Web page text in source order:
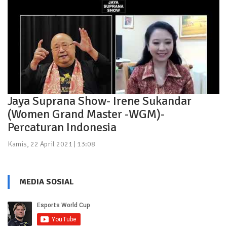
Jaya Suprana Show- Irene Sukandar
(Women Grand Master -WGM)-
Percaturan Indonesia
Kamis, 22 April 2021 | 13:08
MEDIA SOSIAL